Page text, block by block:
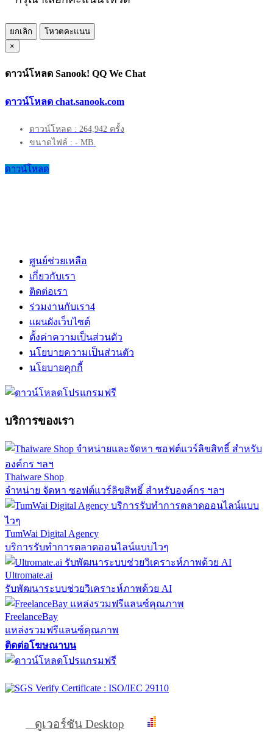
ยกเลิก
โหวตคะแนน
×
ดาวน์โหลด Sanook! QQ We Chat
ดาวน์โหลด chat.sanook.com
ดาวน์โหลด : 264,942 ครั้ง
ขนาดไฟล์ : - MB.
ดาวน์โหลด
ศูนย์ช่วยเหลือ
เกี่ยวกับเรา
ติดต่อเรา
ร่วมงานกับเรา4
แผนผังเว็บไซต์
ตั้งค่าความเป็นส่วนตัว
นโยบายความเป็นส่วนตัว
นโยบายคุกกี้
บริการของเรา
Thaiware Shop
จำหน่าย จัดหา ซอฟต์แวร์ลิขสิทธิ์ สำหรับองค์กร ฯลฯ
TumWai Digital Agency
บริการรับทำการตลาดออนไลน์แบบไวๆ
Ultromate.ai
รับพัฒนาระบบช่วยวิเคราะห์ภาพด้วย AI
FreelanceBay
แหล่งรวมฟรีแลนซ์คุณภาพ
ติดต่อโฆษณาบน
ดูเวอร์ชัน Desktop